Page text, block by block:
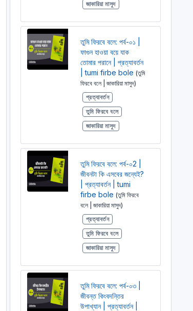
অর্থ সাহায্য করুন। আমরা একটি অলাভজনক ওয়েবসাইট, আমরা
জাকারিয়া মাসুদ
তুমি ফিরবে বলে: পর্ব-০১ |
ফাগুন হাওয়া বয়ে যাক
তোমার পরানে | প্রত্যাবর্তন
| tumi firbe bole (তুমি
ফিরবে বলে | জাকারিয়া মাসুদ)
প্রত্যাবর্তন
তুমি ফিরবে বলে
জাকারিয়া মাসুদ
তুমি ফিরবে বলে: পর্ব-০2 |
জীবনটা কি এসবের জন্যেই?
| প্রত্যাবর্তন | tumi
firbe bole (তুমি ফিরবে
বলে | জাকারিয়া মাসুদ)
প্রত্যাবর্তন
তুমি ফিরবে বলে
জাকারিয়া মাসুদ
তুমি ফিরবে বলে: পর্ব-০৩ |
জীবন্ত কিংবদন্তির
উপাখ্যান | প্রত্যাবর্তন |